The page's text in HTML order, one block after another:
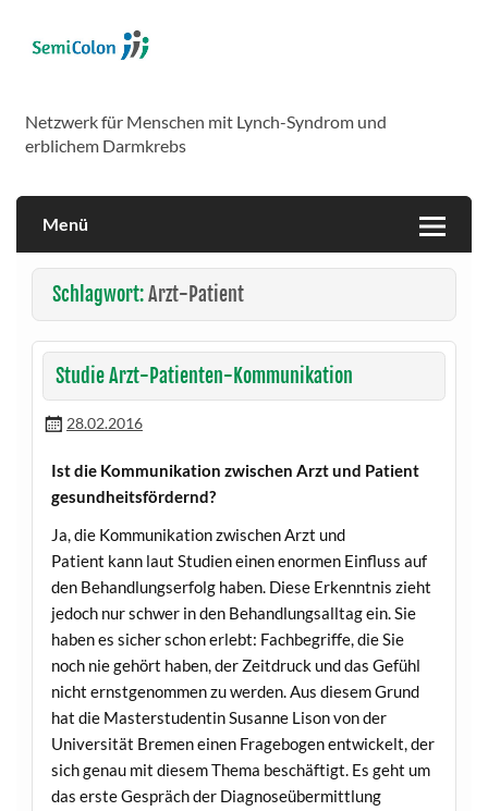
content
Netzwerk für Menschen mit Lynch-Syndrom und
erblichem Darmkrebs
Menü
Schlagwort:Arzt-Patient
Studie Arzt-Patienten-Kommunikation
28.02.2016
Ist die Kommunikation zwischen Arzt und Patient
gesundheitsfördernd?
Ja, die Kommunikation zwischen Arzt und
Patient kann laut Studien einen enormen Einfluss auf
den Behandlungserfolg haben. Diese Erkenntnis zieht
jedoch nur schwer in den Behandlungsalltag ein. Sie
haben es sicher schon erlebt: Fachbegriffe, die Sie
noch nie gehört haben, der Zeitdruck und das Gefühl
nicht ernstgenommen zu werden. Aus diesem Grund
hat die Masterstudentin Susanne Lison von der
Universität Bremen einen Fragebogen entwickelt, der
sich genau mit diesem Thema beschäftigt. Es geht um
das erste Gespräch der Diagnoseübermittlung